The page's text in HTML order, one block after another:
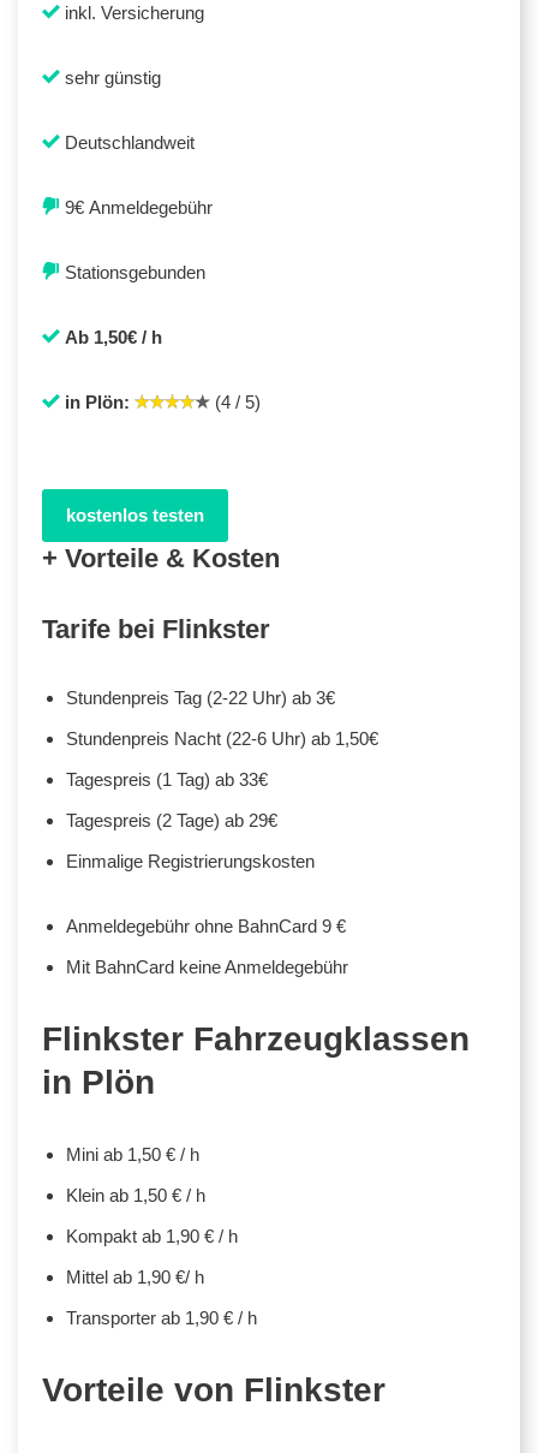
inkl. Versicherung
sehr günstig
Deutschlandweit
9€ Anmeldegebühr
Stationsgebunden
Ab 1,50€ / h
in Plön: (4 / 5)
kostenlos testen
+ Vorteile & Kosten
Tarife bei Flinkster
Stundenpreis Tag (2-22 Uhr) ab 3€
Stundenpreis Nacht (22-6 Uhr) ab 1,50€
Tagespreis (1 Tag) ab 33€
Tagespreis (2 Tage) ab 29€
Einmalige Registrierungskosten
Anmeldegebühr ohne BahnCard 9 €
Mit BahnCard keine Anmeldegebühr
Flinkster Fahrzeugklassen
in Plön
Mini ab 1,50 € / h
Klein ab 1,50 € / h
Kompakt ab 1,90 € / h
Mittel ab 1,90 €/ h
Transporter ab 1,90 € / h
Vorteile von Flinkster